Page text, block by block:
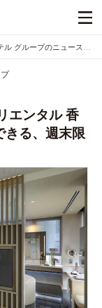
ル グループのニュース
エンタル 香
きる、週末限